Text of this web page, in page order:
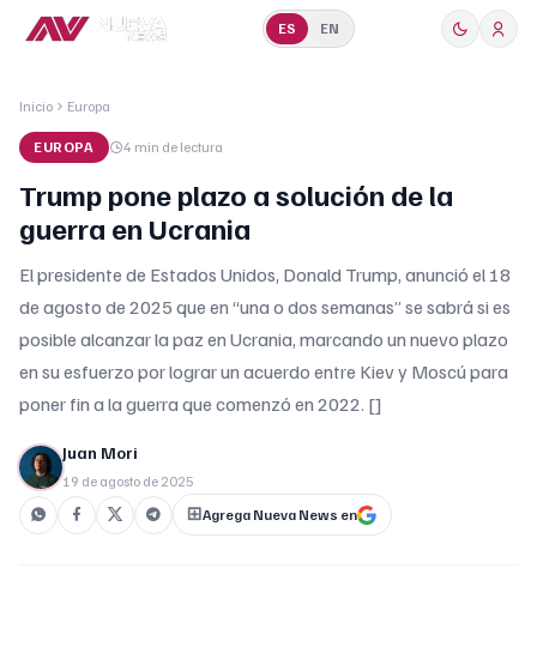
ES EN
Inicio Europa
EUROPA 4 min de lectura
Trump pone plazo a solución de la
guerra en Ucrania
El presidente de Estados Unidos, Donald Trump, anunció el 18
de agosto de 2025 que en “una o dos semanas” se sabrá si es
posible alcanzar la paz en Ucrania, marcando un nuevo plazo
en su esfuerzo por lograr un acuerdo entre Kiev y Moscú para
poner fin a la guerra que comenzó en 2022. []
Juan Mori
19 de agosto de 2025
Agrega Nueva News en